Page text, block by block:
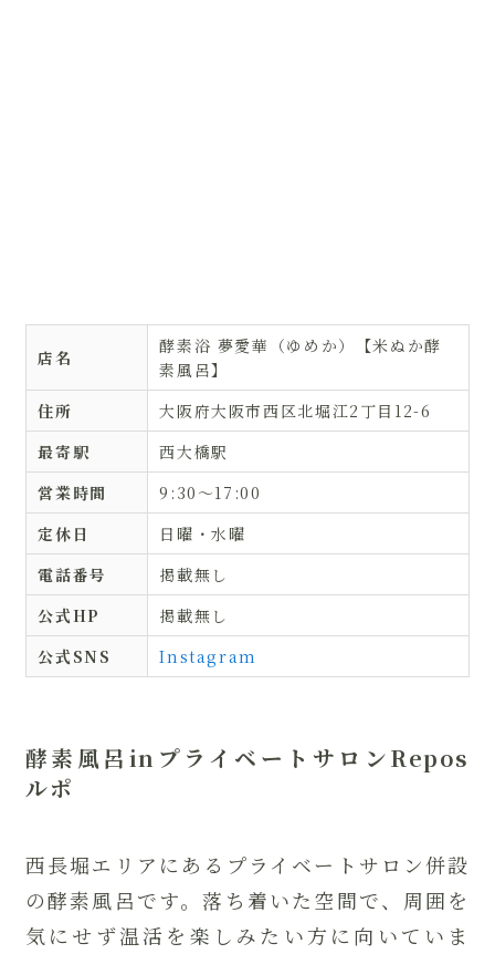
店名
酵素浴 夢愛華（ゆめか）【米ぬか酵
素風呂】
住所
大阪府大阪市西区北堀江2丁目12-6
最寄駅
西大橋駅
営業時間
9:30〜17:00
定休日
日曜・水曜
電話番号
掲載無し
公式HP
掲載無し
公式SNS
Instagram
酵素風呂inプライベートサロンRepos
ルポ
西長堀エリアにあるプライベートサロン併設
の酵素風呂です。落ち着いた空間で、周囲を
気にせず温活を楽しみたい方に向いていま